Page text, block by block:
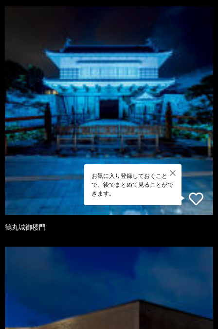
お気に入り登録しておくこと
で、後でまとめて見ることがで
きます。
鶴丸城御楼門